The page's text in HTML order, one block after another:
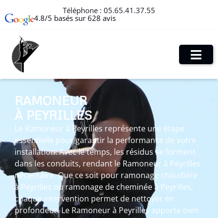
Téléphone : 05.65.41.37.55
4.8/5 basés sur 628 avis
RAMONEUR
À PEYRILLES
Le Ramoneur à Peyrilles représente une étape
essentielle pour garantir la performance de votre
installation. Avec le temps, les résidus se forment
dans les conduits, rendant le Ramoneur à Peyrilles
nécessaire. Que ce soit pour ramonage chaudière
à Peyrilles ou ramonage de cheminée à Peyrilles,
chaque intervention permet de nettoyer en
profondeur. Le Ramoneur à Peyrilles apporte bien